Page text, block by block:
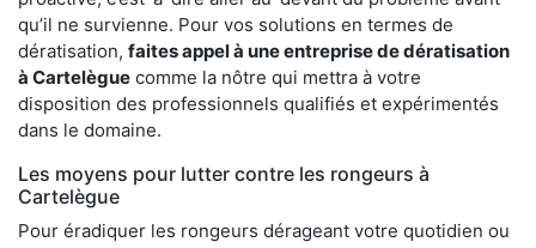
qu’il ne survienne. Pour vos solutions en termes de
dératisation, faites appel à une entreprise de dératisation
à Cartelègue comme la nôtre qui mettra à votre
disposition des professionnels qualifiés et expérimentés
dans le domaine.
Les moyens pour lutter contre les rongeurs à
Cartelègue
Pour éradiquer les rongeurs dérageant votre quotidien ou